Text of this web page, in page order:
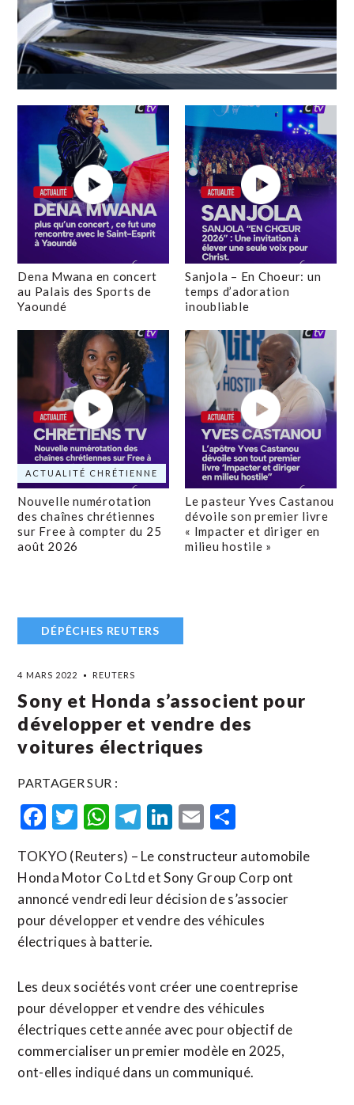
Dena Mwana en concert
au Palais des Sports de
Yaoundé
Sanjola – En Choeur: un
temps d’adoration
inoubliable
ACTUALITÉ CHRÉTIENNE
Nouvelle numérotation
des chaînes chrétiennes
sur Free à compter du 25
août 2026
Le pasteur Yves Castanou
dévoile son premier livre
« Impacter et diriger en
milieu hostile »
DÉPÊCHES REUTERS
4 MARS 2022 REUTERS
Sony et Honda s’associent pour
développer et vendre des
voitures électriques
PARTAGER SUR :
Facebook
Twitter
WhatsApp
Telegram
LinkedIn
Email
TOKYO (Reuters) – Le constructeur automobile
Honda Motor Co Ltd et Sony Group Corp ont
annoncé vendredi leur décision de s’associer
pour développer et vendre des véhicules
électriques à batterie.
Les deux sociétés vont créer une coentreprise
pour développer et vendre des véhicules
électriques cette année avec pour objectif de
commercialiser un premier modèle en 2025,
ont-elles indiqué dans un communiqué.